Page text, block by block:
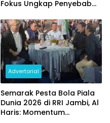
Fokus Ungkap Penyebab
Rp144 Miliar
Advertorial
Semarak Pesta Bola Piala
Dunia 2026 di RRI Jambi, Al
Haris: Momentum